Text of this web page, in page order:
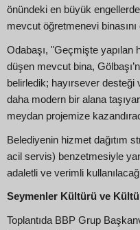
önündeki en büyük
mevcut öğretmenevi binasını
Odabaşı, "Geçmişte yapılan
düşen mevcut bina,
belirledik; hayırsever desteği
daha modern bir alana
meydan projemize
Belediyenin hizmet dağıtım
acil servis) benzetmesiyle
adaletli ve verimli
Seymenler Kültürü ve
Toplantıda BBP Grup